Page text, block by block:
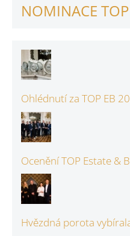
NOMINACE
Ohlédnutí za TOP EB
Ocenění TOP Estate &
Hvězdná porota